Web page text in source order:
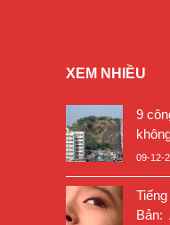
XEM NHIỀU
9
09-12-
Bản: